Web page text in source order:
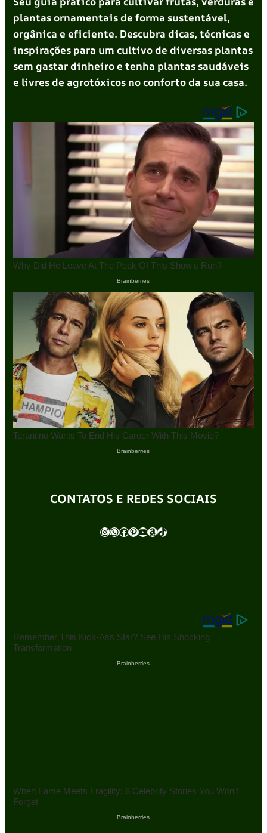
plantas ornamentais de forma sustentável,
orgânica e eficiente. Descubra dicas, técnicas e
inspirações para um cultivo de diversas plantas
sem gastar dinheiro e tenha plantas saudáveis
e livres de agrotóxicos no conforto da sua casa.
CONTATOS E REDES SOCIAIS
InstagramWhatsApp Facebook Pinterest Youtube Amazon TikTok